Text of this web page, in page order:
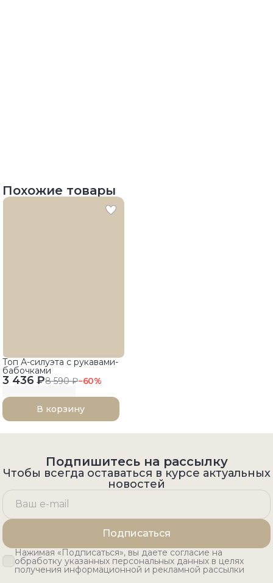
Похожие товары
3 436 ₽8 590 ₽−60%
Топ А-силуэта с рукавами-
бабочками
В корзину
Подпишитесь на рассылку
Чтобы всегда оставаться в курсе актуальных
новостей
Подписаться
Нажимая «Подписаться», вы даете согласие на
обработку указанных персональных данных в целях
получения информационной и рекламной рассылки